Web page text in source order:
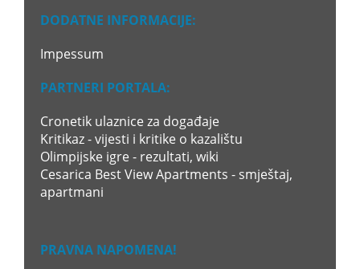
DODATNE INFORMACIJE:
Impessum
PARTNERI PORTALA:
Cronetik ulaznice za događaje
Kritikaz - vijesti i kritike o kazalištu
Olimpijske igre - rezultati, wiki
Cesarica Best View Apartments - smještaj,
apartmani
PRAVNA NAPOMENA!